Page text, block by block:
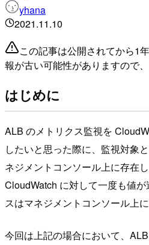
yhana
2021.11.10
この記事は公開されてから1
報が古い可能性がありますので、
はじめに
ALB のメトリクス監視を
したいと思った際に、監視対象
ネジメントコンソール上に存在
CloudWatch に対して一度も値
スはマネジメントコンソール上
今回は上記の場合において、